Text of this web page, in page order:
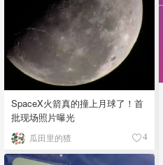
SpaceX火箭真的撞上月球了！首
批现场照片曝光
瓜田里的猹 4